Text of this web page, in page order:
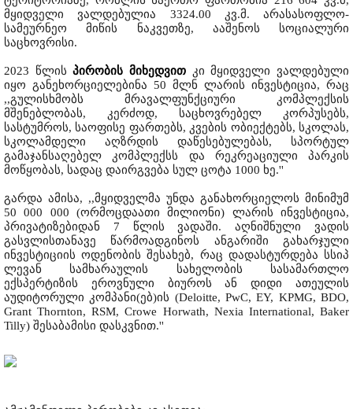
მყიდველი ვალდებულია 3324.00 კვ.მ. არასასოფლო-
სამეურნეო მიწის ნაკვეთზე, ააშენოს სოციალური
საცხოვრისი.
2023 წლისპირობის მიხედვით კი მყიდველი ვალდებული
იყო განეხორციელებინა 50 მლნ ლარის ინვესტიცია, რაც
,,გულისხმობს მრავალფუნქციური კომპლექსის
მშენებლობას, კერძოდ, საცხოვრებელ კორპუსებს,
სასტუმროს, საოფისე ფართებს, კვების ობიექტებს, სკოლას,
სკოლამდელი აღზრდის დაწესებულებას, სპორტულ
გამაჯანსაღებელ კომპლექსს და რეკრეაციული პარკის
მოწყობას, სადაც დაირგვება სულ ცოტა 1000 ხე.''
გარდა ამისა, ,,მყიდველმა უნდა განახორციელოს მინიმუმ
50 000 000 (ორმოცდაათი მილიონი) ლარის ინვესტიცია,
პრივატიზებიდან 7 წლის ვადაში. აღნიშნული ვადის
გასვლისთანავე წარმოადგინოს ანგარიში გახარჯული
ინვესტიციის ოდენობის შესახებ, რაც დადასტურდება სსიპ
ლევან სამხარაულის სახელობის სასამართლო
ექსპერტიზის ეროვნული ბიუროს ან დიდი ათეულის
აუდიტორული კომპანი(ებ)ის (Deloitte, PwC, EY, KPMG, BDO,
Grant Thornton, RSM, Crowe Horwath, Nexia International, Baker
Tilly) შესაბამისი დასკვნით.''